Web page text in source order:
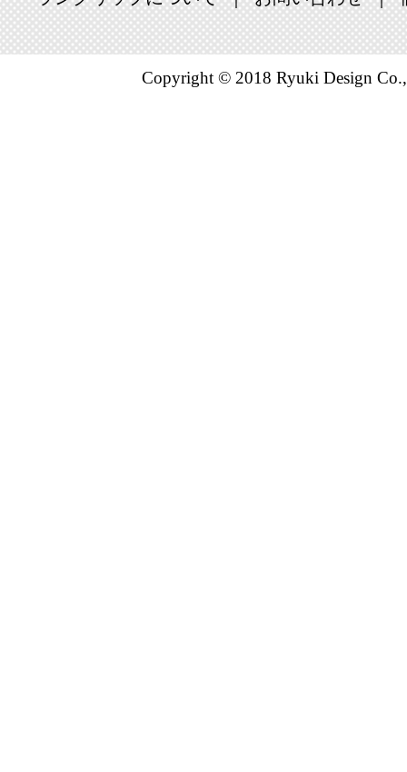
Copyright © 2018 Ryuki Design